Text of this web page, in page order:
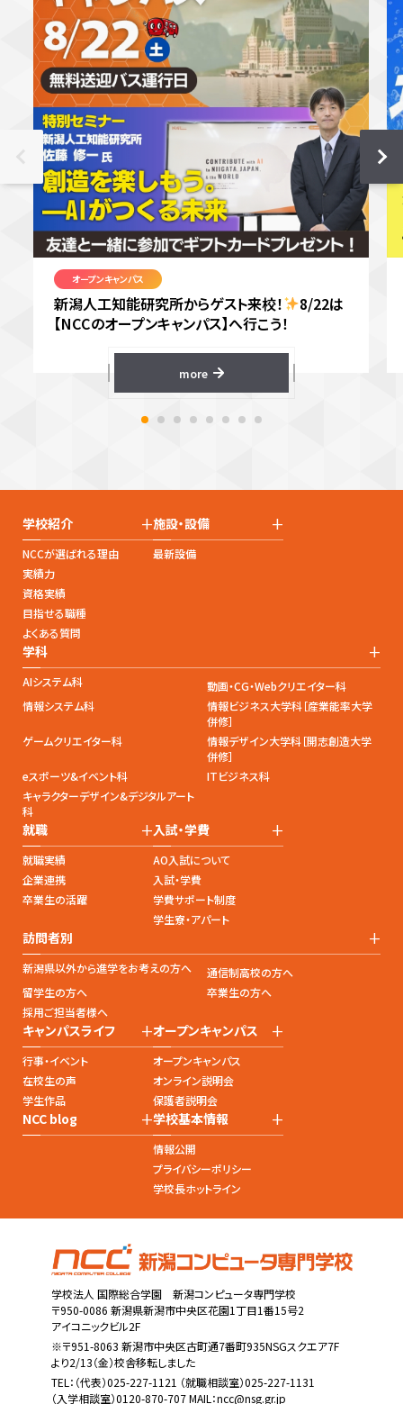
オープンキャンパス
新潟人工知能研究所からゲスト来校！
8/22は
【NCCのオープンキャンパス】へ行こう！
more
学校紹介 +
NCCが選ばれる理由
実績力
資格実績
目指せる職種
よくある質問
施設・設備 +
最新設備
学科 +
AIシステム科
動画・CG・Webクリエイター科
情報システム科
情報ビジネス大学科［産業能率大学
併修］
ゲームクリエイター科
情報デザイン大学科［開志創造大学
併修］
eスポーツ&イベント科
ITビジネス科
キャラクターデザイン&デジタルアート
科
就職 +
就職実績
企業連携
卒業生の活躍
入試・学費 +
AO入試について
入試・学費
学費サポート制度
学生寮・アパート
訪問者別 +
新潟県以外から進学をお考えの方へ
通信制高校の方へ
留学生の方へ
卒業生の方へ
採用ご担当者様へ
キャンパスライフ +
行事・イベント
在校生の声
学生作品
オープンキャンパス +
オープンキャンパス
オンライン説明会
保護者説明会
NCC blog +学校基本情報 +
情報公開
プライバシーポリシー
学校長ホットライン
学校法人 国際総合学園 新潟コンピュータ専門学校
〒950-0086 新潟県新潟市中央区花園1丁目1番15号2
アイコニックビル2F
※〒951-8063 新潟市中央区古町通7番町935NSGスクエア7F
より2/13（金）校舎移転しました
TEL： （代表）025-227-1121 （就職相談室）025-227-1131
（入学相談室）0120-870-707 MAIL：ncc@nsg.gr.jp